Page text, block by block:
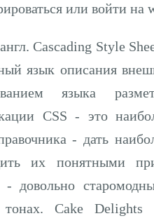
или войти
Cascading Style
язык описания
языка
CSS - это
- дать
их понятными
- довольно
тонах. Cake Delights